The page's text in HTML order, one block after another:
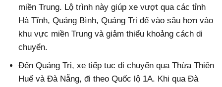
miền Trung. Lộ trình này giúp xe vượt qua các tỉnh
Hà Tĩnh, Quảng Bình, Quảng Trị để vào sâu hơn vào
khu vực miền Trung và giảm thiểu khoảng cách di
chuyển.
Đến Quảng Trị, xe tiếp tục di chuyển qua Thừa Thiên
Huế và Đà Nẵng, đi theo Quốc lộ 1A. Khi qua Đà